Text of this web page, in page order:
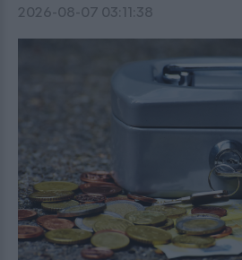
2026-08-07 03:11:38